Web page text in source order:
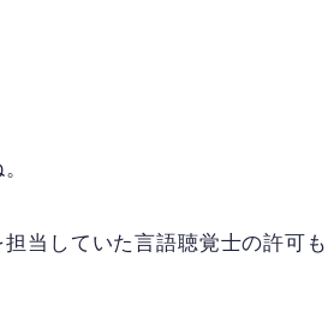
当していた言語聴覚士の許可も